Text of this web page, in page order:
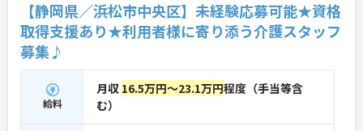
【静岡県／浜松市中央区】未経験応募可能★資格
取得支援あり★利用者様に寄り添う介護スタッフ
募集♪
給料
月収 16.5万円～23.1万円程度（手当等含
む）